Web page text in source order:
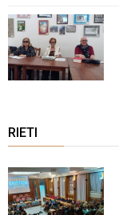
RIETI